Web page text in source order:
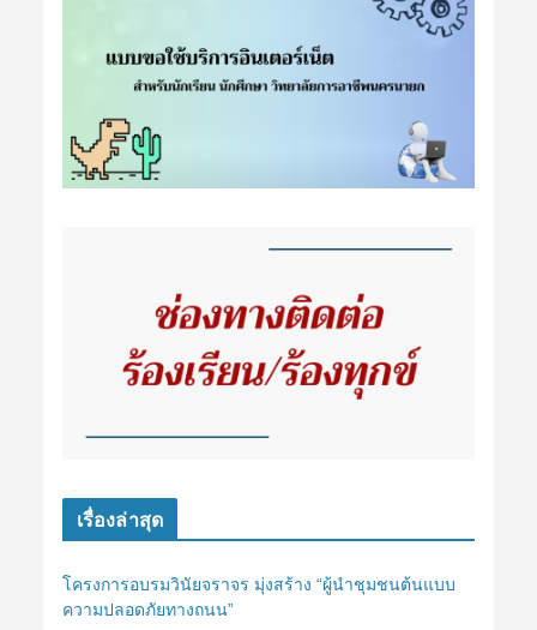
เรื่องล่าสุด
โครงการอบรมวินัยจราจร มุ่งสร้าง “ผู้นำชุมชนต้นแบบ
ความปลอดภัยทางถนน”